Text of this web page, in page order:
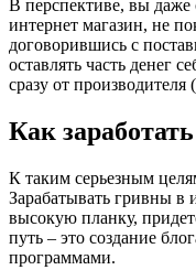
В перспективе, вы даже
интернет магазин, не
договорившись с
оставлять часть денег
сразу от производителя
Как
К таким серьезным
Зарабатывать гривны в
высокую планку,
путь – это создание
программами.